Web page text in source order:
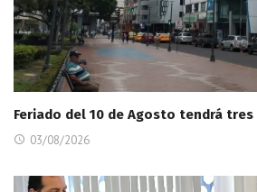
Feriado del 10 de Agosto tendrá
03/08/2026